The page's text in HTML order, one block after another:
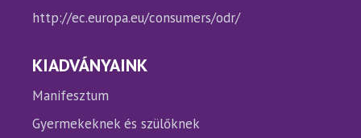
http://ec.europa.eu/consumers/odr/
KIADVÁNYAINK
Manifesztum
Gyermekeknek és szülőknek